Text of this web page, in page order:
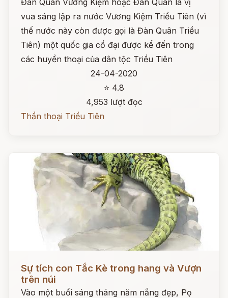
Đàn Quân Vương Kiệm hoặc Đàn Quân là vị
vua sáng lập ra nước Vương Kiệm Triều Tiên (vì
thế nước này còn được gọi là Đàn Quân Triều
Tiên) một quốc gia cổ đại được kể đến trong
các huyền thoại của dân tộc Triều Tiên
24-04-2020
⭐ 4.8
4,953 lượt đọc
Thần thoại Triều Tiên
Sự tích con Tắc Kè trong hang và Vượn
trên núi
Vào một buổi sáng tháng năm nắng đẹp, Pọ